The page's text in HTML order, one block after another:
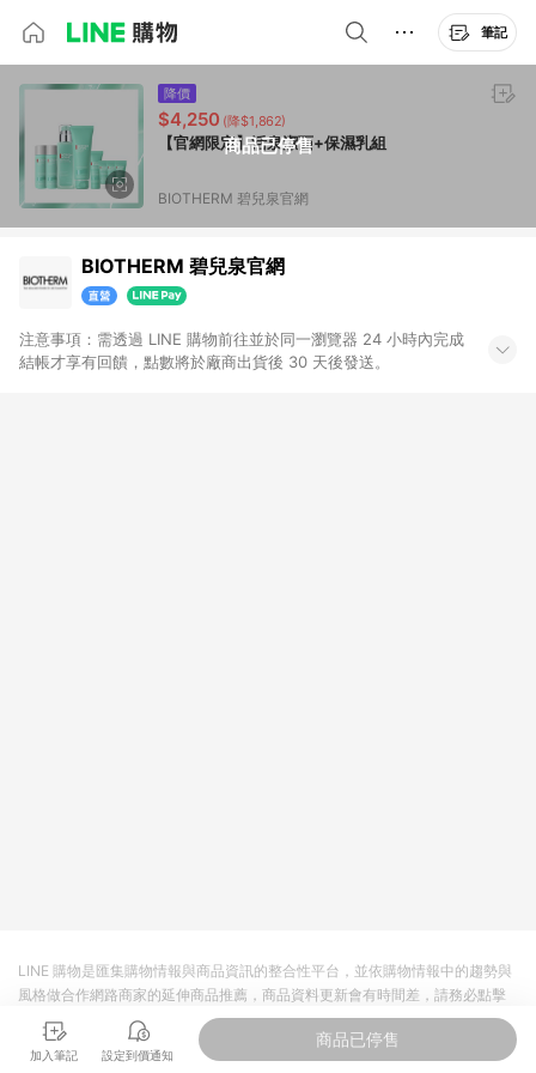
筆記
商品已停售
降價
$4,250 (降$1,862)
【官網限定】活泉潔面+保濕乳組
BIOTHERM 碧兒泉官網
BIOTHERM 碧兒泉官網
注意事項：需透過 LINE 購物前往並於同一瀏覽器 24 小時內完成
結帳才享有回饋，點數將於廠商出貨後 30 天後發送。
加入筆記 設定到價通知
商品已停售
LINE 購物是匯集購物情報與商品資訊的整合性平台，並依購物情報中的趨勢與
風格做合作網路商家的延伸商品推薦，商品資料更新會有時間差，請務必點擊
商品至各合作網路商家，確認現售價與購物條件，一切資訊以合作廠商網頁為
準。